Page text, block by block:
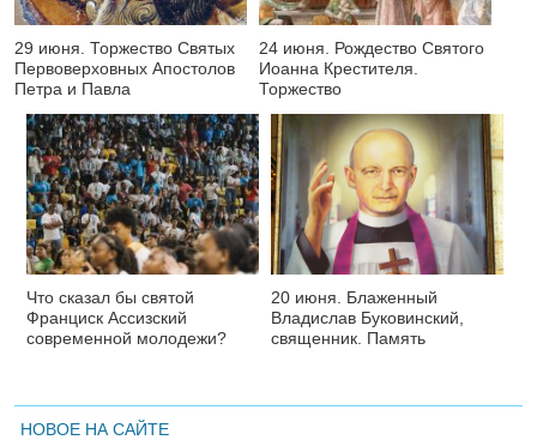
29 июня. Торжество Святых
Первоверховных Апостолов
Петра и Павла
24 июня. Рождество Святого
Иоанна Крестителя.
Торжество
Что сказал бы святой
Франциск Ассизский
современной молодежи?
20 июня. Блаженный
Владислав Буковинский,
священник. Память
НОВОЕ НА САЙТЕ